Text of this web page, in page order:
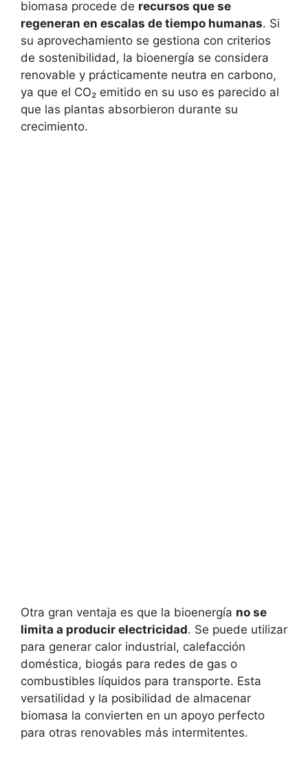
biomasa procede de recursos que se
regeneran en escalas de tiempo humanas. Si
su aprovechamiento se gestiona con criterios
de sostenibilidad, la bioenergía se considera
renovable y prácticamente neutra en carbono,
ya que el CO₂ emitido en su uso es parecido al
que las plantas absorbieron durante su
crecimiento.
Otra gran ventaja es que la bioenergía no se
limita a producir electricidad. Se puede utilizar
para generar calor industrial, calefacción
doméstica, biogás para redes de gas o
combustibles líquidos para transporte. Esta
versatilidad y la posibilidad de almacenar
biomasa la convierten en un apoyo perfecto
para otras renovables más intermitentes.